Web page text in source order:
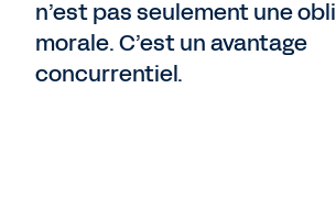
n’est pas seulement une
morale. C’est un avantage
concurrentiel.